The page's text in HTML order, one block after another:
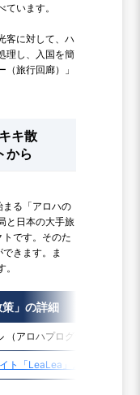
います。
客に対して、ハ
理し、入国を簡
旅行回廊）」
キ散
から
る「アロハの
と日本の大手旅
です。そのた
きます。ま
策」の詳細
（アロハプログラム会員は15
ト「LeaLea」より